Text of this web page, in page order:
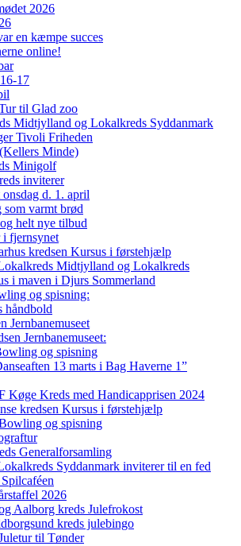
2026
en kæmpe succes
online!
17
til Glad zoo
Midtjylland og Lokalkreds Syddanmark
Tivoli Friheden
Minde)
Minigolf
inviterer
d. 1. april
som varmt brød
helt nye tilbud
i fjernsynet
kredsen Kursus i førstehjælp
Midtjylland og Lokalkreds
i maven i Djurs Sommerland
og spisning:
håndbold
Jernbanemuseet
Jernbanemuseet:
og spisning
13 marts i Bag Haverne 1”
Kreds med Handicapprisen 2024
kredsen Kursus i førstehjælp
og spisning
Generalforsamling
Syddanmark inviterer til en fed
2026
Aalborg kreds Julefrokost
kreds julebingo
til Tønder